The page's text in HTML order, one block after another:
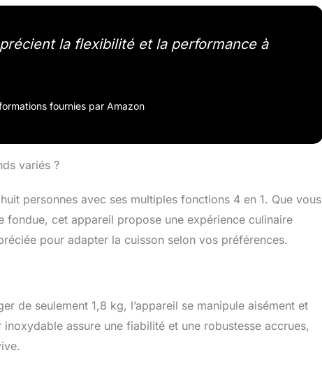
la flexibilité et la performance à
fournies par Amazon
variés ?
personnes avec ses multiples fonctions 4 en 1. Que vous
cet appareil propose une expérience culinaire
pour adapter la cuisson selon vos préférences.
de seulement 1,8 kg, l’appareil se manipule aisément et
assure une fiabilité et une robustesse accrues,